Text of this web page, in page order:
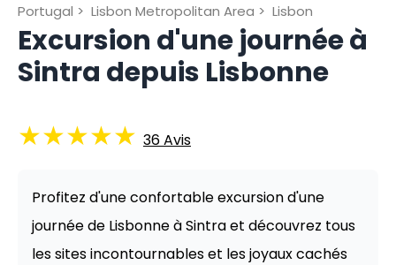
Portugal > Lisbon Metropolitan Area > Lisbon
Excursion d'une journée à
Sintra depuis Lisbonne
★★★★★ 36Avis
Profitez d'une confortable excursion d'une
journée de Lisbonne à Sintra et découvrez tous
les sites incontournables et les joyaux cachés